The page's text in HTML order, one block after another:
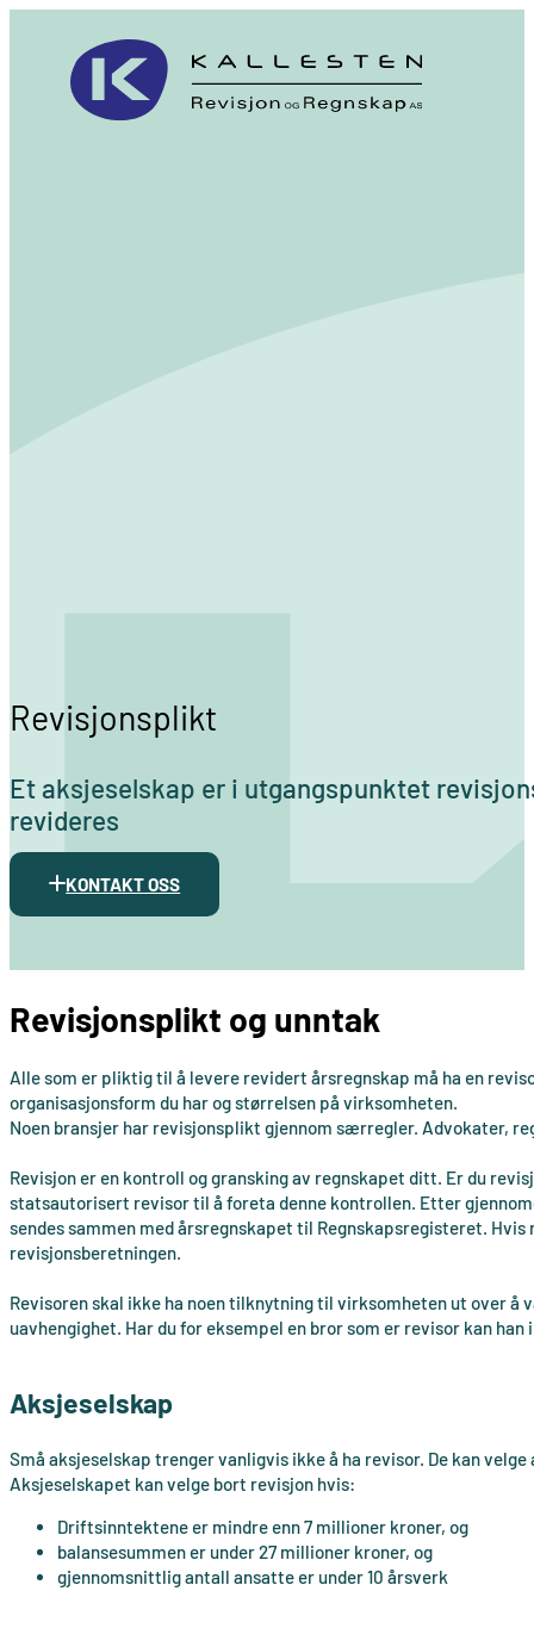
Revisjonsplikt
Et aksjeselskap er i utgangspunktet
revideres
KONTAKT OSS
Revisjonsplikt og unntak
Alle som er pliktig til å levere revidert årsregnskap må ha en
organisasjonsform du har og størrelsen på virksomheten.
Noen bransjer har revisjonsplikt gjennom særregler. Advokater,
Revisjon er en kontroll og gransking av regnskapet ditt. Er du
statsautorisert revisor til å foreta denne kontrollen. Etter
sendes sammen med årsregnskapet til Regnskapsregisteret.
revisjonsberetningen.
Revisoren skal ikke ha noen tilknytning til virksomheten ut over
uavhengighet. Har du for eksempel en bror som er revisor kan
Aksjeselskap
Små aksjeselskap trenger vanligvis ikke å ha revisor. De kan
Aksjeselskapet kan velge bort revisjon hvis:
Driftsinntektene er mindre enn 7 millioner kroner, og
balansesummen er under 27 millioner kroner, og
gjennomsnittlig antall ansatte er under 10 årsverk